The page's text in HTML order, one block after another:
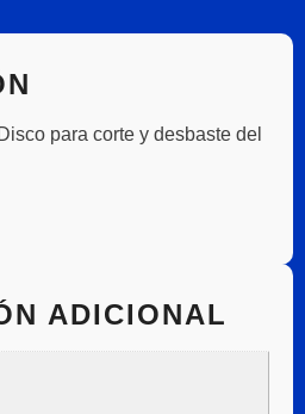
Disco para corte y desbaste del
ADICIONAL